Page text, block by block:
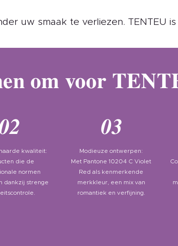
uw smaak te verliezen. TENTEU
om voor
kwaliteit:
die de
normen
dankzij strenge
03
Modieuze ontwerpen:
Met Pantone 10204 C Violet
Red als kenmerkende
merkkleur, een mix van
romantiek en verfijning.